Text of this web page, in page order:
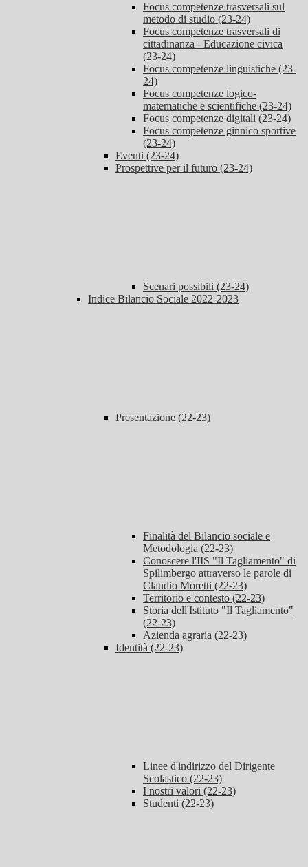
Focus competenze trasversali sul
metodo di studio (23-24)
Focus competenze trasversali di
cittadinanza - Educazione civica
(23-24)
Focus competenze linguistiche (23-
24)
Focus competenze logico-
matematiche e scientifiche (23-24)
Focus competenze digitali (23-24)
Focus competenze ginnico sportive
(23-24)
Eventi (23-24)
Prospettive per il futuro (23-24)
Scenari possibili (23-24)
Indice Bilancio Sociale 2022-2023
Presentazione (22-23)
Finalità del Bilancio sociale e
Metodologia (22-23)
Conoscere l'IIS "Il Tagliamento" di
Spilimbergo attraverso le parole di
Claudio Moretti (22-23)
Territorio e contesto (22-23)
Storia dell'Istituto "Il Tagliamento"
(22-23)
Azienda agraria (22-23)
Identità (22-23)
Linee d'indirizzo del Dirigente
Scolastico (22-23)
I nostri valori (22-23)
Studenti (22-23)